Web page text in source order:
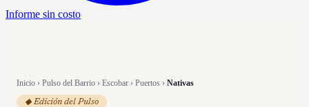
Informe sin costo
Inicio › Pulso del Barrio › Escobar › Puertos › Nativas
◆ Edición del Pulso